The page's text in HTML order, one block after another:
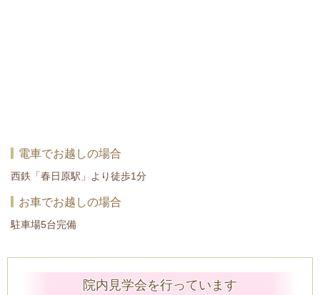
電車でお越しの場合
西鉄「春日原駅」より徒歩1分
お車でお越しの場合
駐車場5台完備
院内見学会を行っています